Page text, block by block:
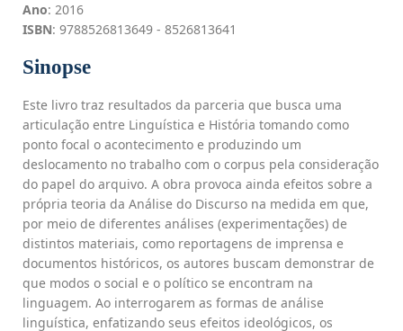
Ano: 2016
ISBN: 9788526813649 - 8526813641
Sinopse
Este livro traz resultados da parceria que busca uma
articulação entre Linguística e História tomando como
ponto focal o acontecimento e produzindo um
deslocamento no trabalho com o corpus pela consideração
do papel do arquivo. A obra provoca ainda efeitos sobre a
própria teoria da Análise do Discurso na medida em que,
por meio de diferentes análises (experimentações) de
distintos materiais, como reportagens de imprensa e
documentos históricos, os autores buscam demonstrar de
que modos o social e o político se encontram na
linguagem. Ao interrogarem as formas de análise
linguística, enfatizando seus efeitos ideológicos, os